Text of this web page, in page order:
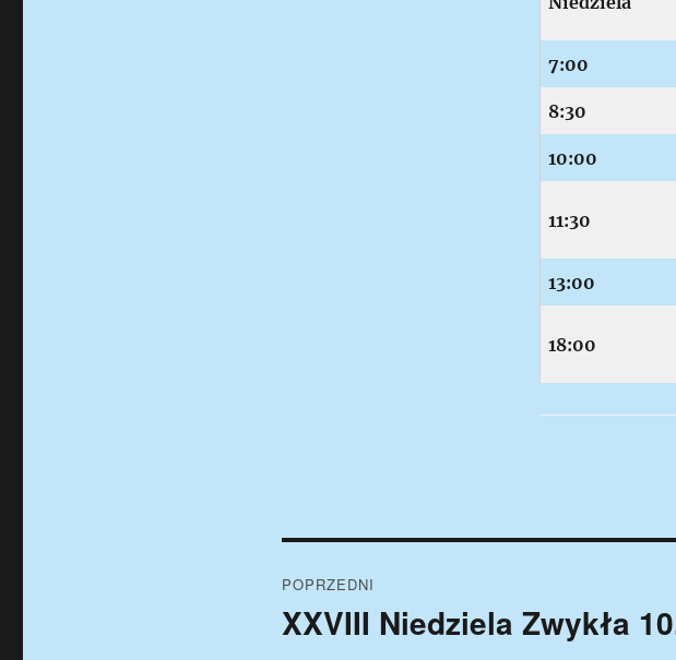
7:00
8:30
10:00
11:30
13:00
18:00
wpisu
POPRZEDNI
Poprzedni
XXVIII Niedziela Zwykła